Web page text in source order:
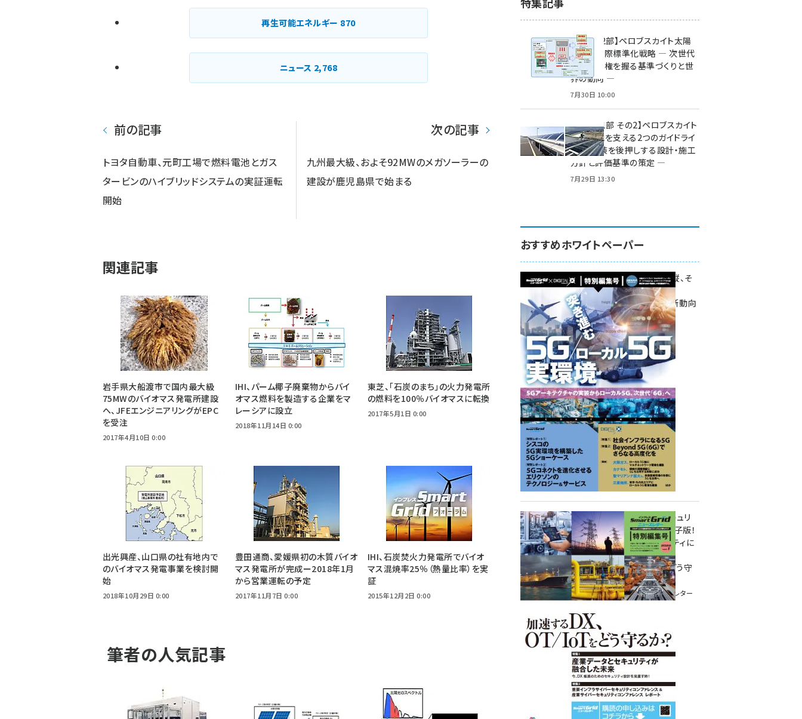
再生可能エネルギー 870
ニュース 2,768
前の記事
トヨタ自動車、元町工場で燃料電池とガス
タービンのハイブリッドシステムの実証運転
開始
次の記事
九州最大級、およそ92MWのメガソーラーの
建設が鹿児島県で始まる
関連記事
岩手県大船渡市で国内最大級
75MWのバイオマス発電所建設
へ、JFEエンジニアリングがEPC
を受注
2017年4月10日 0:00
IHI、パーム椰子廃棄物からバイ
オマス燃料を製造する企業をマ
レーシアに設立
2018年11月14日 0:00
東芝、「石炭のまち」の火力発電所
の燃料を100％バイオマスに転換
2017年5月1日 0:00
出光興産、山口県の社有地内で
のバイオマス発電事業を検討開
始
2018年10月29日 0:00
豊田通商、愛媛県初の木質バイオ
マス発電所が完成ー2018年1月
から営業運転の予定
2017年11月7日 0:00
IHI、石炭焚火力発電所でバイオ
マス混焼率25％（熱量比率）を実
証
2015年12月2日 0:00
筆者の人気記事
特集【第2部】ペロブスカイト太陽
電池の国際標準化戦略 ― 次世代
市場の覇権を握る基準づくりと世
界の動向 ―
7月30日 10:00
特集【第1部 その2】ペロブスカイト
太陽電池を支える2つのガイドライ
ン ― 実装を後押しする設計・施工
方針と評価基準の策定 ―
7月29日 13:30
おすすめホワイトペーパー
環境対策、建機の遠隔操縦、そ
して医療。
次世代通信規格「5G」最新動向
をこの1冊で学ぶ
SmartGrid ニューズレター ×
DIGITAL X 特別編集号 2022
Summer
重要インフラサイバーセキュリ
ティコンファレンス特別電子版！
― 産業サイバーセキュリティに
関わる全ての方へ！ ―
加速するDX、OT/IoTをどう守
るか？
インプレス SmartGridニューズレター